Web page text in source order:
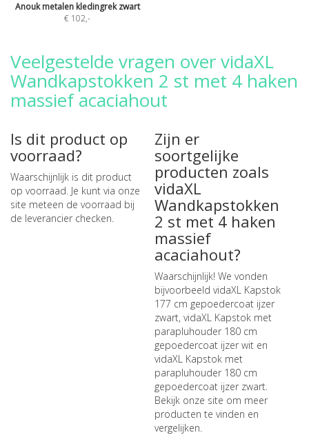
Anouk metalen kledingrek zwart
€ 102,-
Veelgestelde vragen over vidaXL
Wandkapstokken 2 st met 4 haken
massief acaciahout
Is dit product op
voorraad?
Waarschijnlijk is dit product
op voorraad. Je kunt via onze
site meteen de voorraad bij
de leverancier checken.
Zijn er
soortgelijke
producten zoals
vidaXL
Wandkapstokken
2 st met 4 haken
massief
acaciahout?
Waarschijnlijk! We vonden
bijvoorbeeld vidaXL Kapstok
177 cm gepoedercoat ijzer
zwart, vidaXL Kapstok met
parapluhouder 180 cm
gepoedercoat ijzer witen
vidaXL Kapstok met
parapluhouder 180 cm
gepoedercoat ijzer zwart.
Bekijk onze site om meer
producten te vinden en
vergelijken.